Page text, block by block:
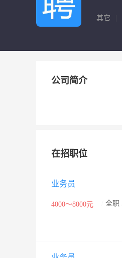
其它
公司简介
在招职位
业务员
4000～8000元 全职